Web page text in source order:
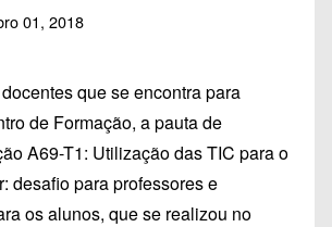
01, 2018
que se encontra para
de Formação, a pauta de
A69-T1: Utilização das TIC para o
desafio para professores e
os alunos, que se realizou no